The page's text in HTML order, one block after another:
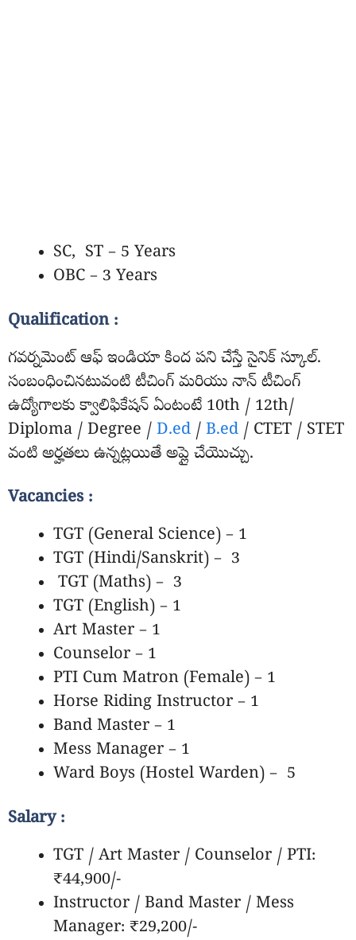
SC, ST – 5 Years
OBC – 3 Years
Qualification :
గవర్నమెంట్ ఆఫ్ ఇండియా కింద పని చేస్తే సైనిక్ స్కూల్.
సంబంధించినటువంటి టీచింగ్ మరియు నాన్ టీచింగ్
ఉద్యోగాలకు క్వాలిఫికేషన్ ఏంటంటే 10th / 12th/
Diploma / Degree / D.ed / B.ed / CTET / STET
వంటి అర్హతలు ఉన్నట్లయితే అప్లై చేయొచ్చు.
Vacancies :
TGT (General Science) – 1
TGT (Hindi/Sanskrit) – 3
TGT (Maths) – 3
TGT (English) – 1
Art Master – 1
Counselor – 1
PTI Cum Matron (Female) – 1
Horse Riding Instructor – 1
Band Master – 1
Mess Manager – 1
Ward Boys (Hostel Warden) – 5
Salary :
TGT / Art Master / Counselor / PTI:
₹44,900/-
Instructor / Band Master / Mess
Manager: ₹29,200/-